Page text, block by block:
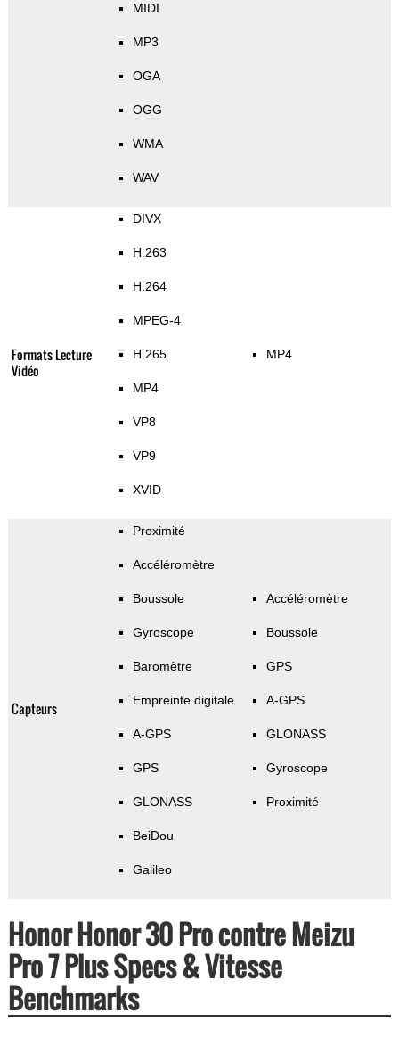
MIDI
MP3
OGA
OGG
WMA
WAV
Formats Lecture
Vidéo
DIVX
H.263
H.264
MPEG-4
H.265
MP4
VP8
VP9
XVID
MP4
Capteurs
Proximité
Accéléromètre
Boussole
Gyroscope
Baromètre
Empreinte digitale
A-GPS
GPS
GLONASS
BeiDou
Galileo
Accéléromètre
Boussole
GPS
A-GPS
GLONASS
Gyroscope
Proximité
Honor Honor 30 Pro contre Meizu
Pro 7 Plus Specs & Vitesse
Benchmarks